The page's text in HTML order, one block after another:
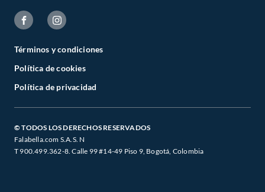
Términos y condiciones
Política de cookies
Política de privacidad
© TODOS LOS DERECHOS RESERVADOS
Falabella.com S.A.S. N
T 900.499.362-8. Calle 99 #14-49 Piso 9, Bogotá, Colombia